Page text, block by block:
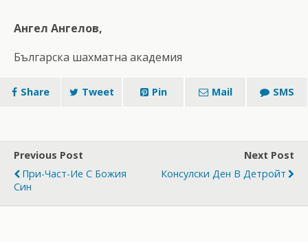
Ангел Ангелов,
Българска шахматна академия
Share Tweet Pin Mail SMS
Previous Post
При-Част-Ие С Божия
Син
Next Post
Консулски Ден В Детройт